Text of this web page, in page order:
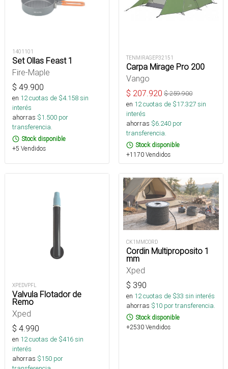
1401101
Set Ollas Feast 1
Fire-Maple
$ 49.900
en 12cuotas de $4.158sin
interés
ahorras $1.500 por
transferencia.
Stock disponible
+5 Vendidos
TENMIRAGEP32151
Carpa Mirage Pro 200
Vango
$ 207.920 $259.900
en 12cuotas de $17.327sin
interés
ahorras $6.240 por
transferencia.
Stock disponible
+1170 Vendidos
XPEDVPFL
Valvula Flotador de
Remo
Xped
$ 4.990
en 12cuotas de $416sin
interés
ahorras $150 por
CK1MMCORD
Cordin Multiproposito 1
mm
Xped
$ 390
en 12cuotas de $33 sin interés
ahorras $10 por transferencia.
Stock disponible
+2530 Vendidos